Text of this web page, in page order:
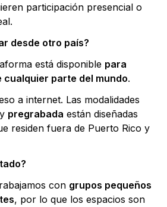
participación presencial o
desde otro país?
está disponible para
cualquier parte del mundo.
a internet. Las modalidades
y pregrabada están diseñadas
residen fuera de Puerto Rico y
con grupos pequeños
, por lo que los espacios son